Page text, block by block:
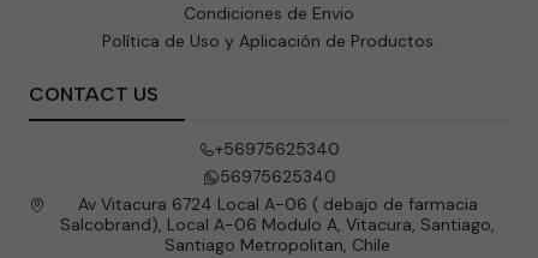
Condiciones de Envio
Política de Uso y Aplicación de Productos.
CONTACT US
+56975625340
56975625340
Av Vitacura 6724 Local A-06 ( debajo de farmacia
Salcobrand), Local A-06 Modulo A, Vitacura, Santiago,
Santiago Metropolitan, Chile